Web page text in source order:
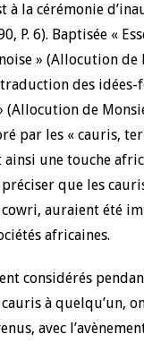
à la cérémonie
P. 6). Baptisée «
» (Allocution
des
(Allocution de
par les « cauris,
une touche
préciser que les
auraient été
africaines.
considérés
à quelqu’un,
avec